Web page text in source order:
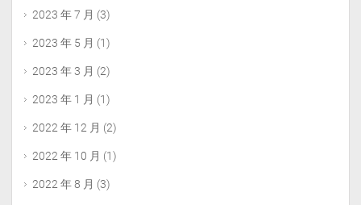
2023 年 7 月 (3)
2023 年 5 月 (1)
2023 年 3 月 (2)
2023 年 1 月 (1)
2022 年 12 月 (2)
2022 年 10 月 (1)
2022 年 8 月 (3)